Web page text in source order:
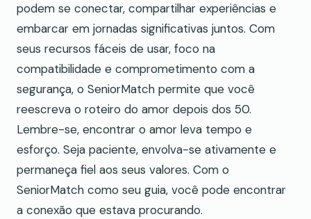
podem se conectar, compartilhar experiências e
embarcar em jornadas significativas juntos. Com
seus recursos fáceis de usar, foco na
compatibilidade e comprometimento com a
segurança, o SeniorMatch permite que você
reescreva o roteiro do amor depois dos 50.
Lembre-se, encontrar o amor leva tempo e
esforço. Seja paciente, envolva-se ativamente e
permaneça fiel aos seus valores. Com o
SeniorMatch como seu guia, você pode encontrar
a conexão que estava procurando.